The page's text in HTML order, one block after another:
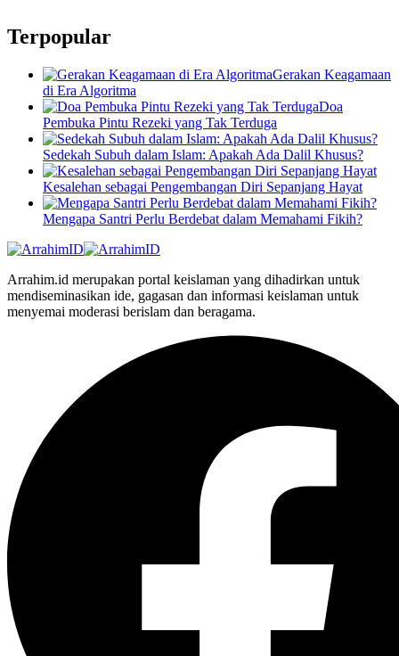
Terpopular
Gerakan Keagamaan
di Era Algoritma
Doa
Pembuka Pintu Rezeki yang Tak Terduga
Sedekah Subuh dalam Islam: Apakah Ada Dalil Khusus?
Kesalehan sebagai Pengembangan Diri Sepanjang Hayat
Mengapa Santri Perlu Berdebat dalam Memahami Fikih?
Arrahim.id merupakan portal keislaman yang dihadirkan untuk
mendiseminasikan ide, gagasan dan informasi keislaman untuk
menyemai moderasi berislam dan beragama.